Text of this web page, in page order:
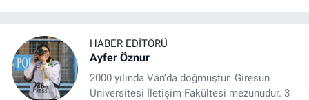
HABER EDITÖRÜ
Ayfer Öznur
2000 yılında Van’da doğmuştur. Giresun
Üniversitesi İletişim Fakültesi mezunudur. 3